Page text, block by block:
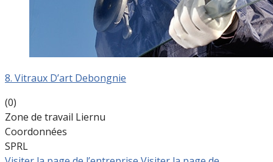
8. Vitraux D’art Debongnie
(0)
Zone de travail Liernu
Coordonnées
SPRL